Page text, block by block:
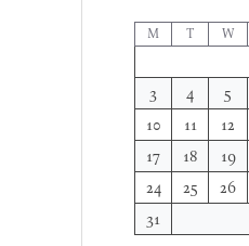
M T W
3
4 5
10
11 12
17
18 19
24
25 26
31